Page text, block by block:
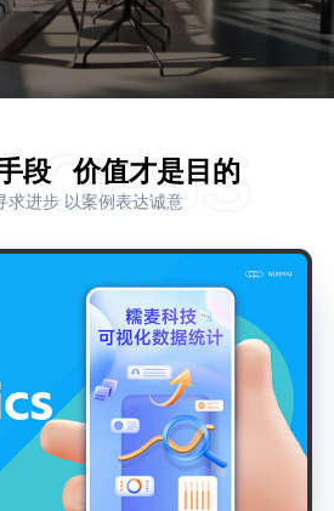
段 价值才是目的
求进步 以案例表达诚意